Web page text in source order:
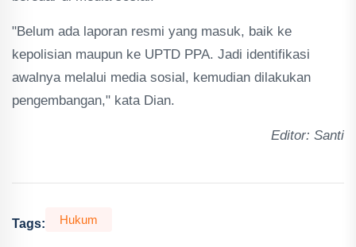
"Belum ada laporan resmi yang masuk, baik ke
kepolisian maupun ke UPTD PPA. Jadi identifikasi
awalnya melalui media sosial, kemudian dilakukan
pengembangan," kata Dian.
Editor: Santi
Tags: Hukum